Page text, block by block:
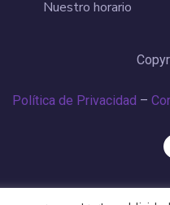
Nuestro horario
Política de Privacidad –